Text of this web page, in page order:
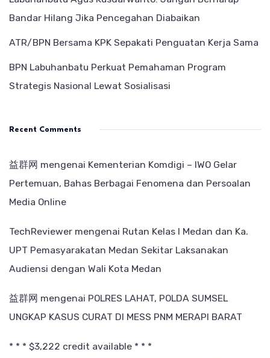
Bandar Hilang Jika Pencegahan Diabaikan
ATR/BPN Bersama KPK Sepakati Penguatan Kerja Sama
BPN Labuhanbatu Perkuat Pemahaman Program
Strategis Nasional Lewat Sosialisasi
Recent Comments
益群网 mengenai Kementerian Komdigi – IWO Gelar
Pertemuan, Bahas Berbagai Fenomena dan Persoalan
Media Online
TechReviewer mengenai Rutan Kelas I Medan dan Ka.
UPT Pemasyarakatan Medan Sekitar Laksanakan
Audiensi dengan Wali Kota Medan
益群网 mengenai POLRES LAHAT, POLDA SUMSEL
UNGKAP KASUS CURAT DI MESS PNM MERAPI BARAT
* * * $3,222 credit available * * *